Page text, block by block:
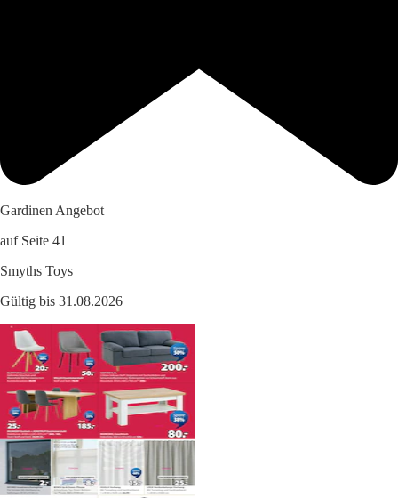
Gardinen Angebot
auf Seite 41
Smyths Toys
Gültig bis 31.08.2026